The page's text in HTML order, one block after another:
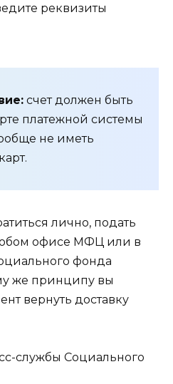
реквизиты
счет должен быть
платежной системы
не иметь
лично, подать
офисе МФЦ или в
фонда
же принципу вы
вернуть доставку
службы Социального